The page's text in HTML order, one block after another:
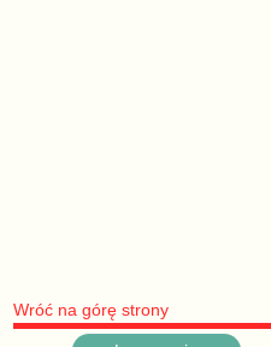
Wróć na górę strony